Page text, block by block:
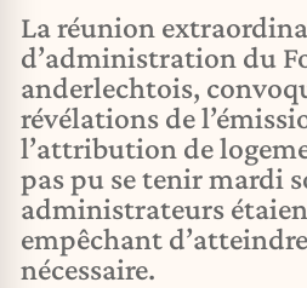
La réunion
d’administration du
anderlechtois,
révélations de
l’attribution de
pas pu se tenir mardi
administrateurs
empêchant
nécessaire.